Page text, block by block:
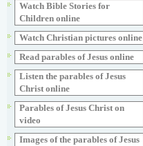
Watch Bible Stories for
Children online
Watch Christian pictures online
Read parables of Jesus online
Listen the parables of Jesus
Christ online
Parables of Jesus Christ on
video
Images of the parables of Jesus